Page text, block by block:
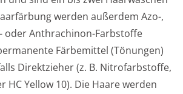
werden außerdem Azo-,
oder Anthrachinon-Farbstoffe
Färbemittel (Tönungen)
Direktzieher (z. B. Nitrofarbstoffe,
HC Yellow 10). Die Haare werden